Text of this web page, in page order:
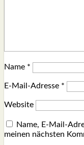
Name *
E-Mail-Adresse *
Website
Name, E-Mail-
meinen nächsten